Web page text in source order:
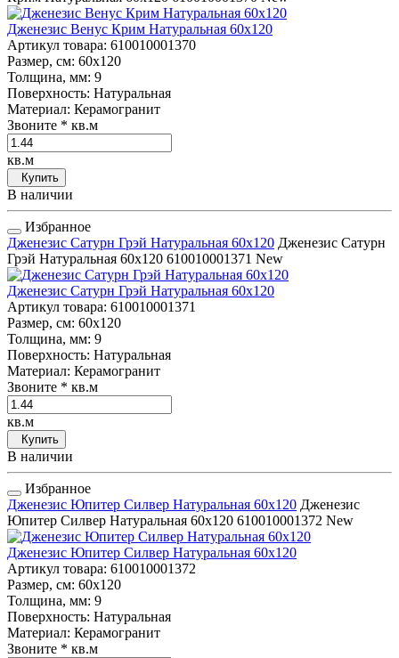
Дженезис Венус Крим Натуральная 60x120
Артикул товара: 610010001370
Размер, см: 60x120
Толщина, мм: 9
Поверхность: Натуральная
Материал: Керамогранит
Звоните * кв.м
кв.м
Купить
В наличии
Избранное
Дженезис Сатурн Грэй Натуральная 60x120 Дженезис Сатурн
Грэй Натуральная 60x120 610010001371 New
Дженезис Сатурн Грэй Натуральная 60x120
Артикул товара: 610010001371
Размер, см: 60x120
Толщина, мм: 9
Поверхность: Натуральная
Материал: Керамогранит
Звоните * кв.м
кв.м
Купить
В наличии
Избранное
Дженезис Юпитер Силвер Натуральная 60x120 Дженезис
Юпитер Силвер Натуральная 60x120 610010001372 New
Дженезис Юпитер Силвер Натуральная 60x120
Артикул товара: 610010001372
Размер, см: 60x120
Толщина, мм: 9
Поверхность: Натуральная
Материал: Керамогранит
Звоните * кв.м